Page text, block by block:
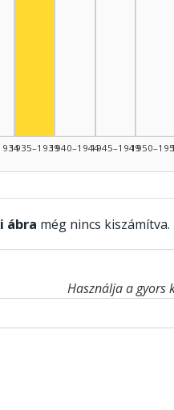
1935–19391940–19441945–1949
ábra még nincs kiszámítva.
Használja a gyors